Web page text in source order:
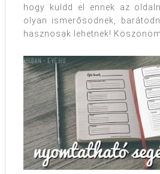
hogy küldd el ennek az
olyan ismerősödnek,
hasznosak lehetnek!